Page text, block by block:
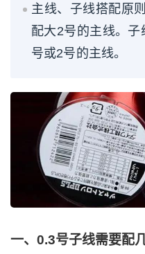
主线、子线搭配原
配大2号的主线。
号或2号的主线。
一、0.3号子线需要配